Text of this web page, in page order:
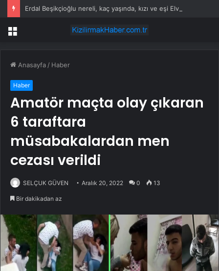
Menü
Anasayfa / Haber
Haber
Amatör maçta olay çıkaran
6 taraftara
müsabakalardan men
cezası verildi
SELÇUK GÜVEN Aralık 20, 2022 0 13
Bir dakikadan az